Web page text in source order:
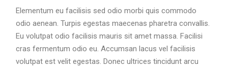
Elementum eu facilisis sed odio morbi quis commodo
odio aenean. Turpis egestas maecenas pharetra convallis.
Eu volutpat odio facilisis mauris sit amet massa. Facilisi
cras fermentum odio eu. Accumsan lacus vel facilisis
volutpat est velit egestas. Donec ultrices tincidunt arcu